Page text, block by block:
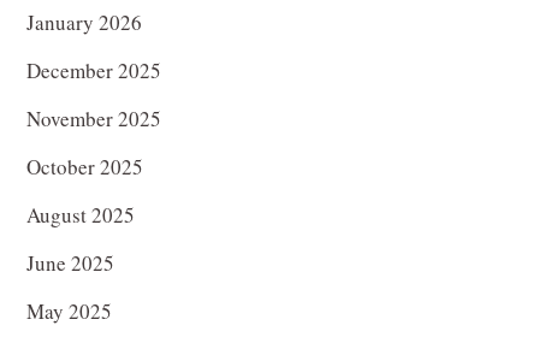
January 2026
December 2025
November 2025
October 2025
August 2025
June 2025
May 2025